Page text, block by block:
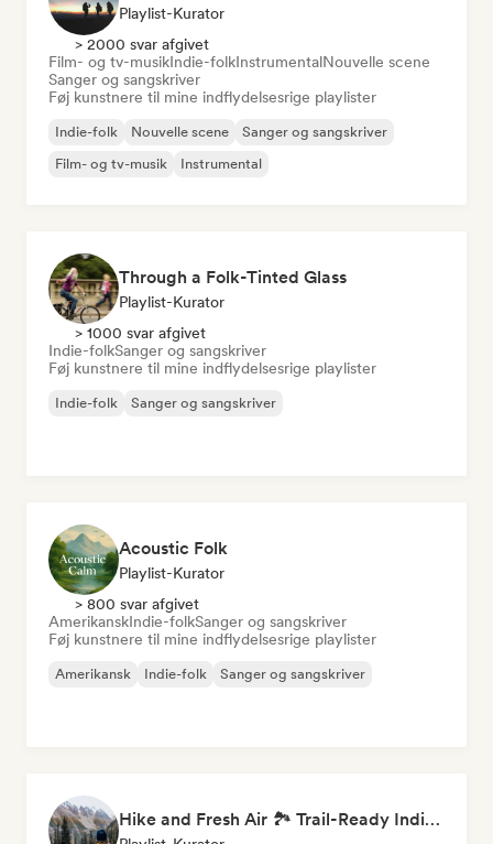
Playlist-Kurator
> 2000 svar afgivet
Film- og tv-musikIndie-folkInstrumentalNouvelle scene
Sanger og sangskriver
Føj kunstnere til mine indflydelsesrige playlister
Indie-folk Nouvelle scene
Sanger og sangskriver
Film- og tv-musik
Instrumental
Through a Folk-Tinted Glass
Playlist-Kurator
> 1000 svar afgivet
Indie-folkSanger og sangskriver
Føj kunstnere til mine indflydelsesrige playlister
Indie-folk Sanger og sangskriver
Acoustic Folk
Playlist-Kurator
> 800 svar afgivet
AmerikanskIndie-folkSanger og sangskriver
Føj kunstnere til mine indflydelsesrige playlister
Amerikansk Indie-folk Sanger og sangskriver
Hike and Fresh Air 🏞️ Trail-Ready Indie Folk & Acoustic